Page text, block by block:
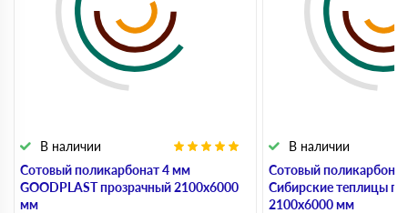
Сотовый поликарбонат 4 мм
GOODPLAST прозрачный 2100х6000
мм
В наличии
Сотовый
Сибирские теплицы
2100х6000 мм
В наличии